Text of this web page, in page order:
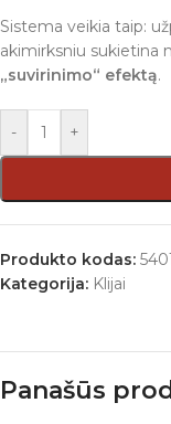
Sistema veikia taip:
akimirksniu sukietina
„suvirinimo“ efektą.
- +
Produkto kodas:
Kategorija: Klijai
Panašūs